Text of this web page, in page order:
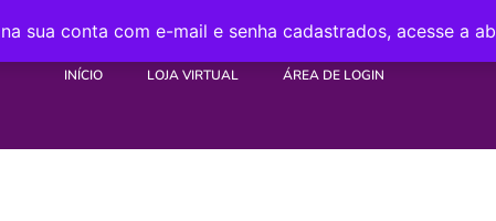
sua conta com e-mail e senha cadastrados, acesse a
INÍCIO LOJA VIRTUAL ÁREA DE LOGIN